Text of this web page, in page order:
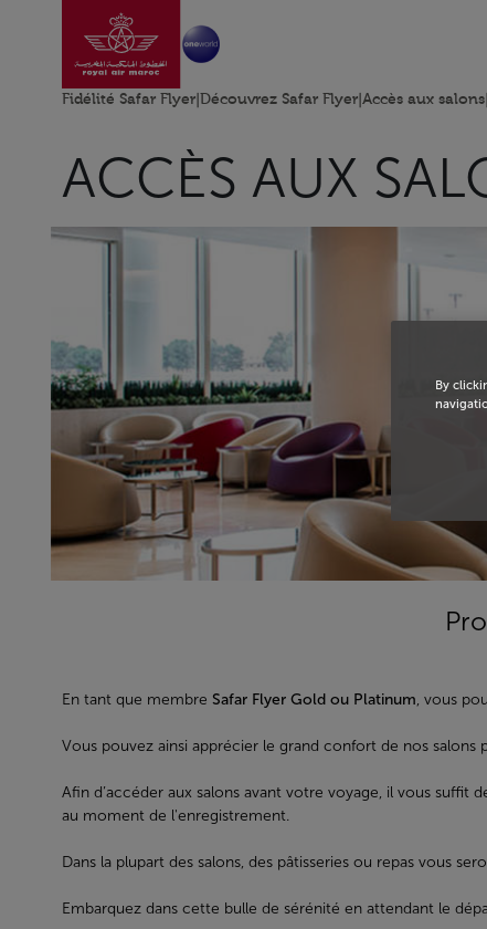
Saut au contenu principal
Aller à la page
Fidélité Safar Flyer Découvrez Safar Flyer Accès aux salons
ACCÈS AUX
En tant que membre Safar Flyer Gold ou Platinum, vous
Vous pouvez ainsi apprécier le grand confort de nos salons
Afin d’accéder aux salons avant votre voyage, il vous
au moment de l'enregistrement.
Dans la plupart des salons, des pâtisseries ou repas vous
Embarquez dans cette bulle de sérénité en attendant le
By